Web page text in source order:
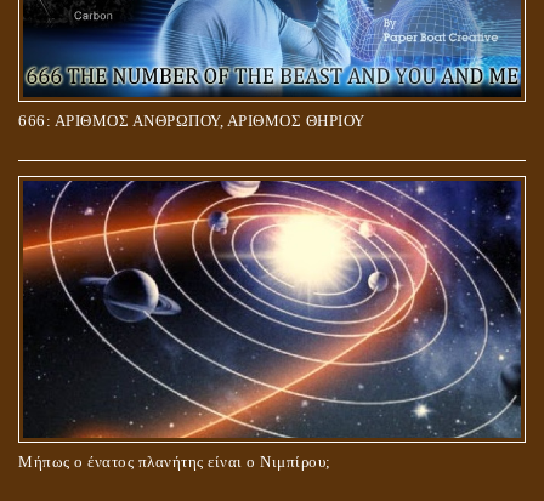
666: ΑΡΙΘΜΟΣ ΑΝΘΡΩΠΟΥ, ΑΡΙΘΜΟΣ ΘΗΡΙΟΥ
Μήπως ο ένατος πλανήτης είναι ο Νιμπίρου;